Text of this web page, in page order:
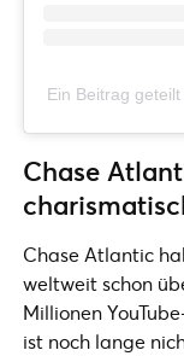
Ein Beitrag
Chase
Chase Atlantic
weltweit schon
Millionen
ist noch lange